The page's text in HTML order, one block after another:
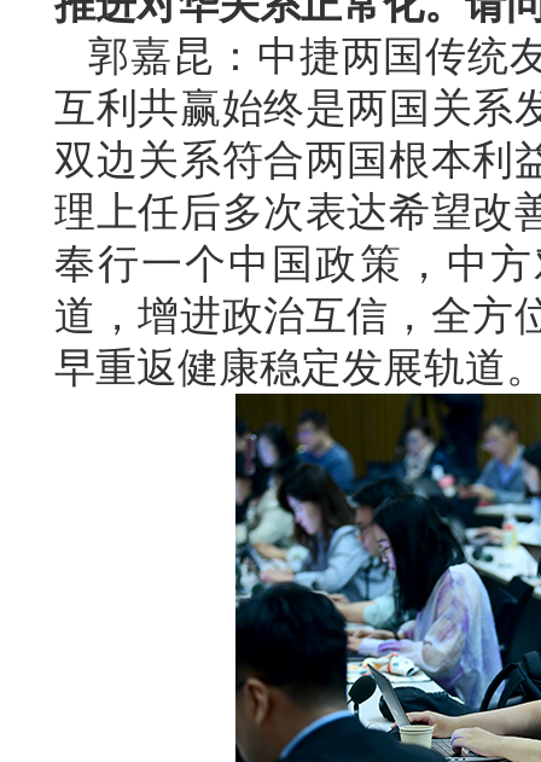
郭嘉昆：中捷两国传统
互利共赢始终是两国关系
双边关系符合两国根本利
理上任后多次表达希望改
奉行一个中国政策，中
道，增进政治互信，全方
早重返健康稳定发展轨道